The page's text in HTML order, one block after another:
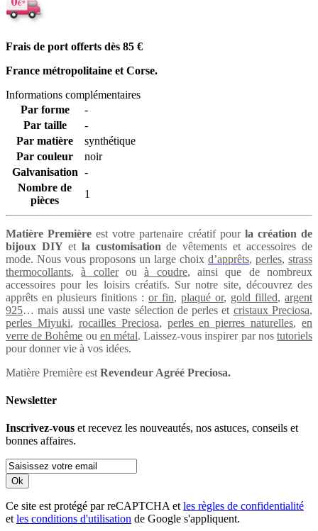
Frais de port offerts dès 85 €
France métropolitaine et Corse.
Informations complémentaires
Par forme
-
Par taille
-
Par matière
synthétique
Par couleur
noir
Galvanisation -
Nombre de
pièces
1
Matière Première est votre partenaire créatif pourla création de
bijoux DIY etla customisation de vêtements et accessoires de
mode. Nous vous proposons un large choix d’apprêts, perles, strass
thermocollants,à collerouà coudre, ainsi que de nombreux
accessoires pour les loisirs créatifs. Sur notre site, découvrez des
apprêts en plusieurs finitions : or fin, plaqué or, gold filled, argent
925… mais aussi une vaste sélection de perles et cristaux Preciosa,
perles Miyuki, rocailles Preciosa, perles en pierres naturelles, en
verre de Bohême ou en métal. Laissez-vous inspirer par nostutoriels
pour donner vie à vos idées.
Matière Première est Revendeur Agréé Preciosa.
Newsletter
Inscrivez-vous et recevez les nouveautés, nos astuces, conseils et
bonnes affaires.
Ok
Ce site est protégé par reCAPTCHA etles règles de confidentialité
etles conditions d'utilisation de Google s'appliquent.